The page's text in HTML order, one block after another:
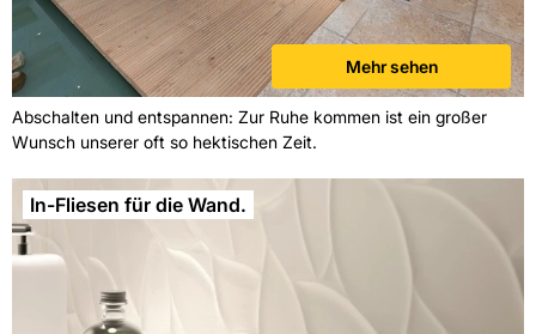
Mehr sehen
Abschalten und entspannen: Zur Ruhe kommen ist ein großer
Wunsch unserer oft so hektischen Zeit.
In-Fliesen für die Wand.